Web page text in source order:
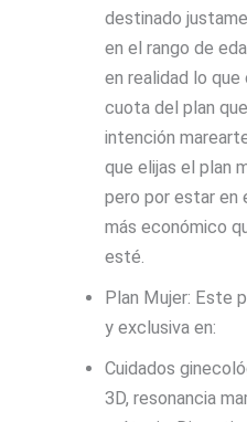
destinado
en el rango de
en realidad lo
cuota del plan
intención
que elijas el plan
pero por estar en
más económico
esté.
Plan Mujer: Este
y exclusiva en:
Cuidados
3D, resonancia